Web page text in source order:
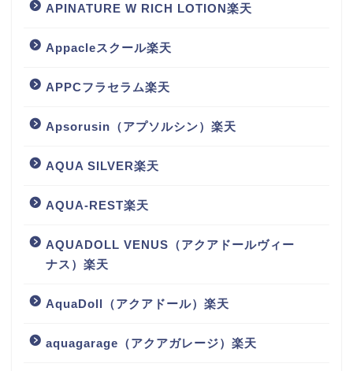
APINATURE W RICH LOTION楽天
Appacleスクール楽天
APPCフラセラム楽天
Apsorusin（アプソルシン）楽天
AQUA SILVER楽天
AQUA-REST楽天
AQUADOLL VENUS（アクアドールヴィー
ナス）楽天
AquaDoll（アクアドール）楽天
aquagarage（アクアガレージ）楽天